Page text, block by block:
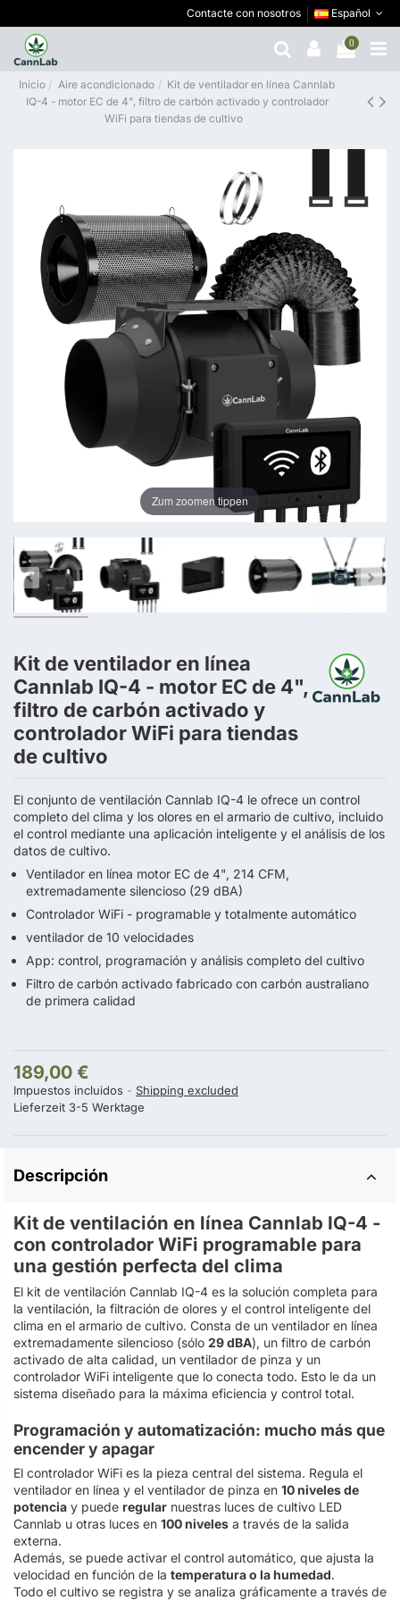
Contacte con nosotros Español
0
Inicio Aire acondicionado
Kit de ventilador en línea Cannlab
IQ-4 - motor EC de 4", filtro de carbón activado y controlador
WiFi para tiendas de cultivo
Zum zoomen tippen
Kit de ventilador en línea
Cannlab IQ-4 - motor EC de 4",
filtro de carbón activado y
controlador WiFi para tiendas
de cultivo
El conjunto de ventilación Cannlab IQ-4 le ofrece un control
completo del clima y los olores en el armario de cultivo, incluido
el control mediante una aplicación inteligente y el análisis de los
datos de cultivo.
Ventilador en línea motor EC de 4", 214 CFM,
extremadamente silencioso (29 dBA)
Controlador WiFi - programable y totalmente automático
ventilador de 10 velocidades
App: control, programación y análisis completo del cultivo
Filtro de carbón activado fabricado con carbón australiano
de primera calidad
189,00 €
Impuestos incluidos
Shipping excluded
Lieferzeit 3-5 Werktage
Descripción
Kit de ventilación en línea Cannlab IQ-4 -
con controlador WiFi programable para
una gestión perfecta del clima
El kit de ventilación Cannlab IQ-4 es la solución completa para
la ventilación, la filtración de olores y el control inteligente del
clima en el armario de cultivo. Consta de un ventilador en línea
extremadamente silencioso (sólo 29 dBA), un filtro de carbón
activado de alta calidad, un ventilador de pinza y un
controlador WiFi inteligente que lo conecta todo. Esto le da un
sistema diseñado para la máxima eficiencia y control total.
Programación y automatización: mucho más que
encender y apagar
El controlador WiFi es la pieza central del sistema. Regula el
ventilador en línea y el ventilador de pinza en 10 niveles de
potencia y puede regular nuestras luces de cultivo LED
Cannlab u otras luces en 100 niveles a través de la salida
externa.
Además, se puede activar el control automático, que ajusta la
velocidad en función de la temperatura o la humedad.
Todo el cultivo se registra y se analiza gráficamente a través de